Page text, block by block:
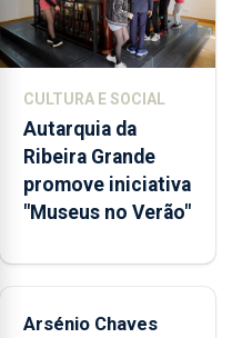
da
promoção
competências
pessoais,
emocionais
e
sociais
das
CULTURA E SOCIAL
Autarquia da
Ribeira Grande
promove iniciativa
"Museus no Verão"
Arsénio Chaves